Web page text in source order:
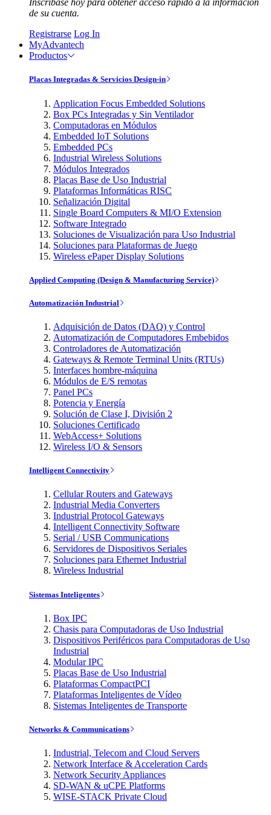
Inscríbase hoy para obtener acceso rápido a la información
de su cuenta.
Registrarse Log In
MyAdvantech
Productos
Placas Integradas & Servicios Design-in
Application Focus Embedded Solutions
Box PCs Integradas y Sin Ventilador
Computadoras en Módulos
Embedded IoT Solutions
Embedded PCs
Industrial Wireless Solutions
Módulos Integrados
Placas Base de Uso Industrial
Plataformas Informáticas RISC
Señalización Digital
Single Board Computers & MI/O Extension
Software Integrado
Soluciones de Visualización para Uso Industrial
Soluciones para Plataformas de Juego
Wireless ePaper Display Solutions
Applied Computing (Design & Manufacturing Service)
Automatización Industrial
Adquisición de Datos (DAQ) y Control
Automatización de Computadores Embebidos
Controladores de Automatización
Gateways & Remote Terminal Units (RTUs)
Interfaces hombre-máquina
Módulos de E/S remotas
Panel PCs
Potencia y Energía
Solución de Clase I, División 2
Soluciones Certificado
WebAccess+ Solutions
Wireless I/O & Sensors
Intelligent Connectivity
Cellular Routers and Gateways
Industrial Media Converters
Industrial Protocol Gateways
Intelligent Connectivity Software
Serial / USB Communications
Servidores de Dispositivos Seriales
Soluciones para Ethernet Industrial
Wireless Industrial
Sistemas Inteligentes
Box IPC
Chasis para Computadoras de Uso Industrial
Dispositivos Periféricos para Computadoras de Uso
Industrial
Modular IPC
Placas Base de Uso Industrial
Plataformas CompactPCI
Plataformas Inteligentes de Vídeo
Sistemas Inteligentes de Transporte
Networks & Communications
Industrial, Telecom and Cloud Servers
Network Interface & Acceleration Cards
Network Security Appliances
SD-WAN & uCPE Platforms
WISE-STACK Private Cloud